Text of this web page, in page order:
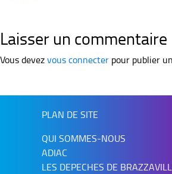
Laisser un commentaire
Vous devezvous connecter pour publier
PLAN DE SITE
QUI SOMMES-NOUS
ADIAC
LES DEPECHES DE